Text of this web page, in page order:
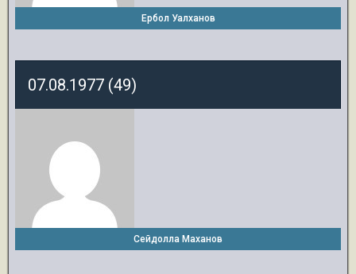
Ербол Уалханов
07.08.1977 (49)
Сейдолла Маханов